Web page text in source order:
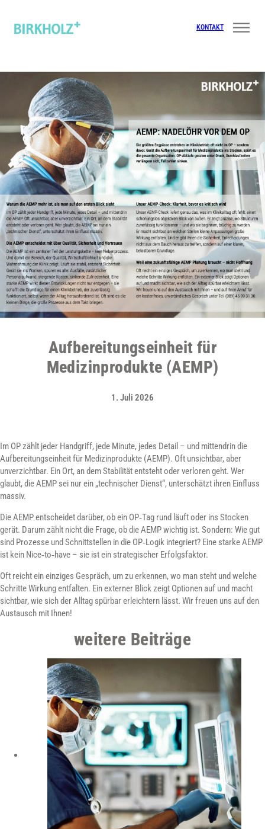
KONTAKT
Aufbereitungseinheit für
Medizinprodukte (AEMP)
1. Juli 2026
Im OP zählt jeder Handgriff, jede Minute, jedes Detail – und mittendrin die
Aufbereitungseinheit für Medizinprodukte (AEMP). Oft unsichtbar, aber
unverzichtbar. Ein Ort, an dem Stabilität entsteht oder verloren geht. Wer
glaubt, die AEMP sei nur ein „technischer Dienst“, unterschätzt ihren Einfluss
massiv.
Die AEMP entscheidet darüber, ob ein OP‑Tag rund läuft oder ins Stocken
gerät. Darum zählt nicht die Frage, ob die AEMP wichtig ist. Sondern: Wie gut
sind Prozesse und Schnittstellen in die OP‑Logik integriert? Eine starke AEMP
ist kein Nice‑to‑have – sie ist ein strategischer Erfolgsfaktor.
Oft reicht ein einziges Gespräch, um zu erkennen, wo man steht und welche
Schritte Wirkung entfalten. Ein externer Blick zeigt Optionen auf und macht
sichtbar, wie sich der Alltag spürbar erleichtern lässt. Wir freuen uns auf den
Austausch mit Ihnen!
weitere Beiträge